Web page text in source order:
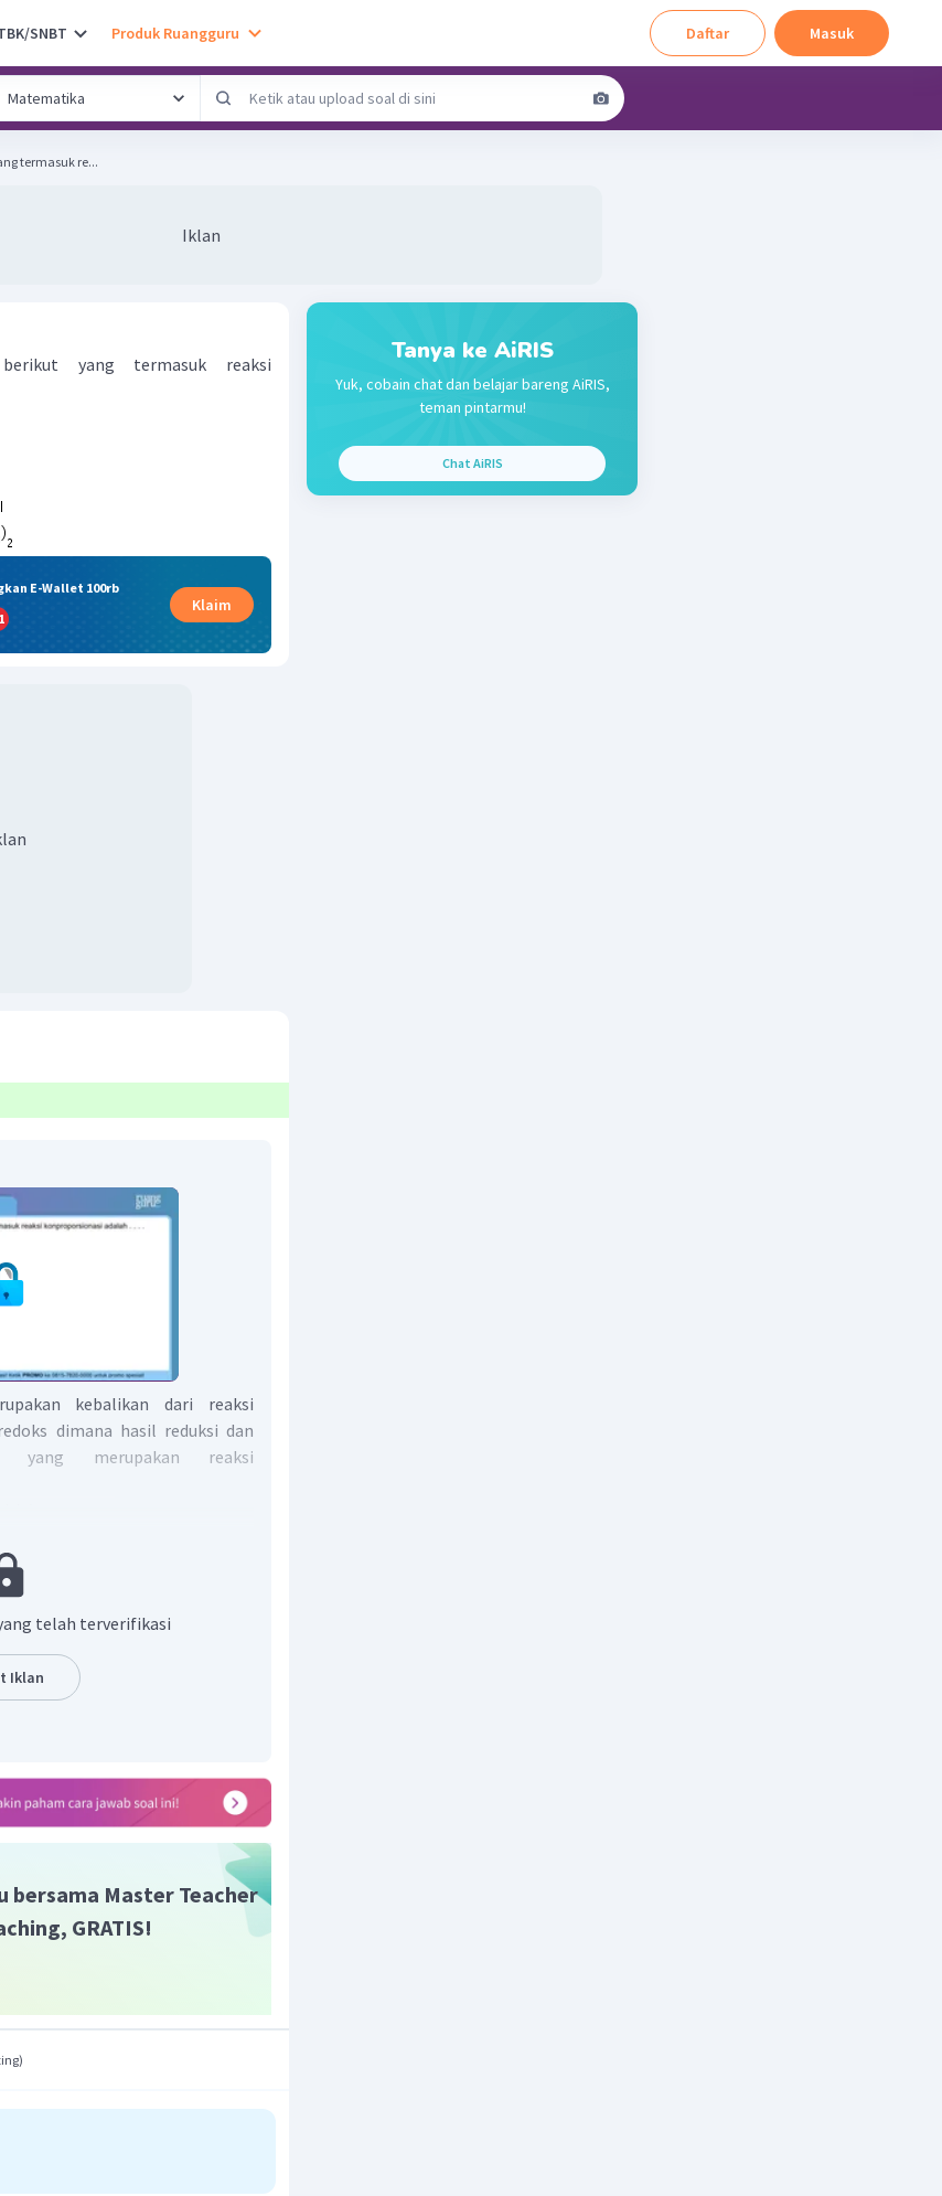
SNBT Produk Ruangguru Daftar Masuk
termasuk re...
Iklan
yang termasuk reaksi
E-Wallet 100rb
Klaim
kebalikan dari reaksi
dimana hasil reduksi dan
yang merupakan reaksi
telah terverifikasi
Iklan
bersama Master Teacher
GRATIS!
)
Tanya ke AiRIS
Yuk, cobain chat dan belajar bareng AiRIS,
teman pintarmu!
Chat AiRIS